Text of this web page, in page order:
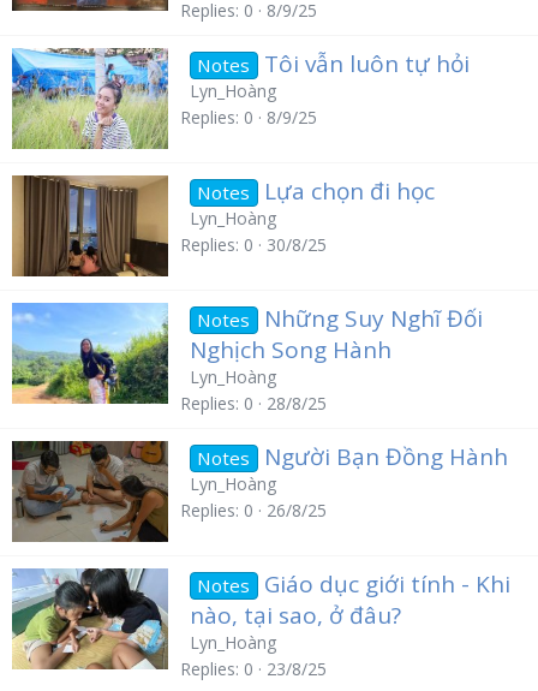
Replies 0 8/9/25
Notes Tôi vẫn luôn tự hỏi
Lyn_Hoàng
Replies 0 8/9/25
Notes Lựa chọn đi học
Lyn_Hoàng
Replies 0 30/8/25
Notes
Những Suy Nghĩ Đối
Nghịch Song Hành
Lyn_Hoàng
Replies 0 28/8/25
Notes Người Bạn Đồng Hành
Lyn_Hoàng
Replies 0 26/8/25
Notes
Giáo dục giới tính - Khi
nào, tại sao, ở đâu?
Lyn_Hoàng
Replies 0 23/8/25